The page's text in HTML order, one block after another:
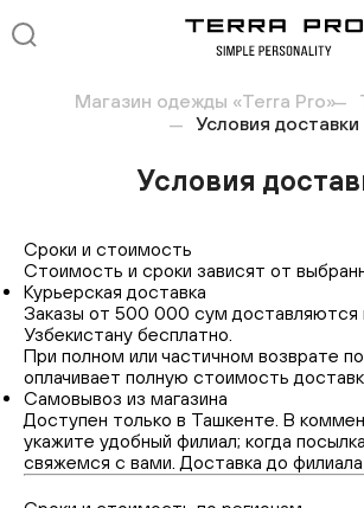
Магазин одежды «Terra Pro»
Условия доставки
Условия
Сроки и стоимость
Стоимость и сроки зависят от
Курьерская доставка
Заказы от 500 000 сум доставляются
Узбекистану бесплатно.
При полном или частичном возврате
оплачивает полную стоимость
Самовывоз из магазина
Доступен только в Ташкенте. В
укажите удобный филиал; когда
свяжемся с вами. Доставка до